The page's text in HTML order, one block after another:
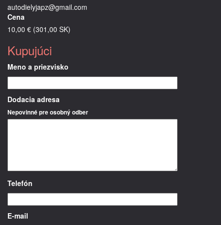
autodielyjapz@gmail.com
Cena
10,00 € (301,00 SK)
Kupujúci
Meno a priezvisko
Dodacia adresa
Nepovinné pre osobný odber
Telefón
E-mail